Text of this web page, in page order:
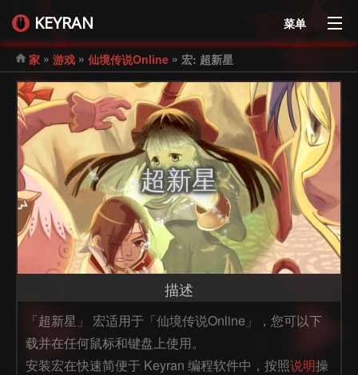
KEYRAN 菜单
家 » 游戏 » 仙境传说Online » 宏: 超新星
超新星
描述
「超新星」 宏适用于「仙境传说Online」，您可以下
载并在任何鼠标和键盘上使用。
安装宏在快速简便于 Keyran 编程软件中，按照说明操